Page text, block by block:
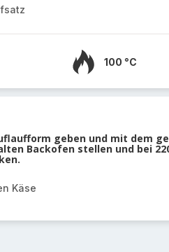
100 °C
geben und mit dem
Backofen stellen und bei
Käse